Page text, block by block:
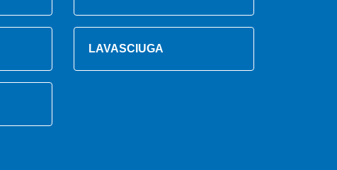
LAVASCIUGA